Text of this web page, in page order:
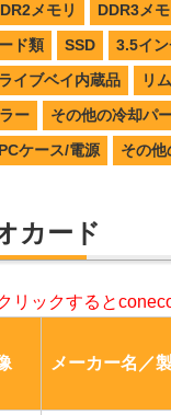
メモリ DDR3メモ
ド類
SSD 3.5イ
イブベイ内蔵品
リ
ー
その他の冷却パ
ケース/電源
その他
カード
リックすると
メーカー名／